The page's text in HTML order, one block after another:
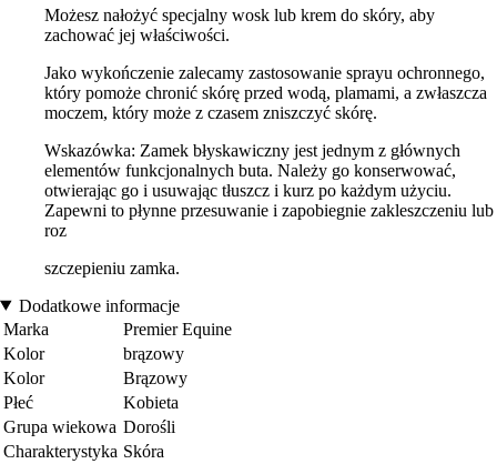
Możesz nałożyć specjalny wosk lub krem do skóry, aby
zachować jej właściwości.
Jako wykończenie zalecamy zastosowanie sprayu ochronnego,
który pomoże chronić skórę przed wodą, plamami, a zwłaszcza
moczem, który może z czasem zniszczyć skórę.
Wskazówka: Zamek błyskawiczny jest jednym z głównych
elementów funkcjonalnych buta. Należy go konserwować,
otwierając go i usuwając tłuszcz i kurz po każdym użyciu.
Zapewni to płynne przesuwanie i zapobiegnie zakleszczeniu lub
roz
szczepieniu zamka.
Dodatkowe informacje
Marka
Premier Equine
Kolor
brązowy
Kolor
Brązowy
Płeć
Kobieta
Grupa wiekowa Dorośli
Charakterystyka Skóra